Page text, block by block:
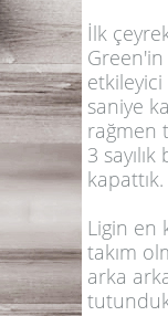
İlk
Green'in
saniye
rağmen
3
kapattık.
Ligin en
takım
arka